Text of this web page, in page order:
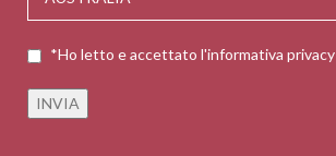
*Ho letto e accettato l'informativa privacy